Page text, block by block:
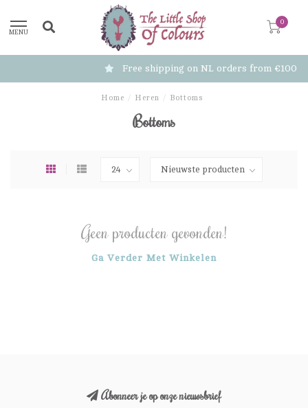
MENU
0
Free shipping on NL orders from €100
Home / Heren / Bottoms
Bottoms
Geen producten gevonden!
Ga Verder Met Winkelen
Abonneer je op onze nieuwsbrief